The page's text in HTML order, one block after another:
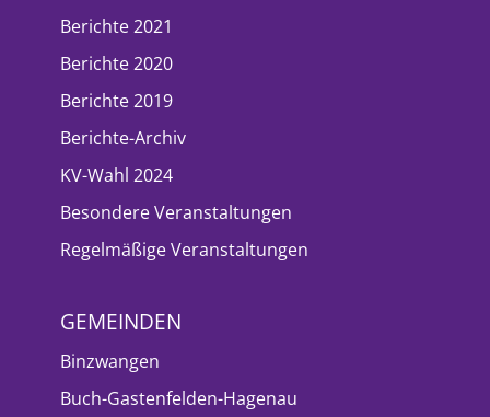
Berichte 2021
Berichte 2020
Berichte 2019
Berichte-Archiv
KV-Wahl 2024
Besondere Veranstaltungen
Regelmäßige Veranstaltungen
GEMEINDEN
Binzwangen
Buch-Gastenfelden-Hagenau